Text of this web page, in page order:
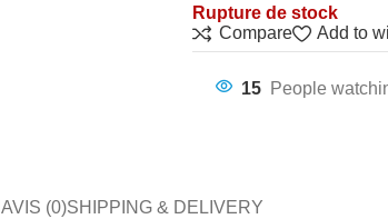
Rupture de stock
Compare
Add to
15 People
AVIS (0)SHIPPING & DELIVERY